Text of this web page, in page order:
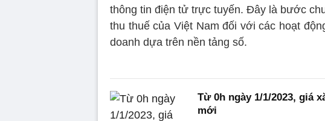
thông tin điện tử trực tuyến. Đây là bước
thu thuế của Việt Nam đối với các hoạt
doanh dựa trên nền tảng số.
Từ 0h ngày 1/1/2023, giá
mới